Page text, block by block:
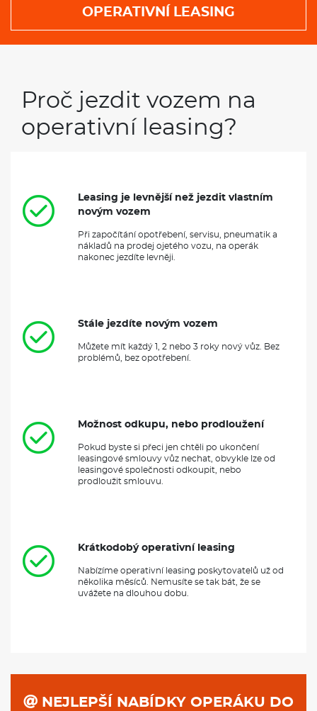
OPERATIVNÍ LEASING
Proč jezdit vozem na
operativní leasing?
Leasing je levnější než jezdit vlastním
novým vozem
Při započítání opotřebení, servisu, pneumatik a
nákladů na prodej ojetého vozu, na operák
nakonec jezdíte levněji.
Stále jezdíte novým vozem
Můžete mít každý 1, 2 nebo 3 roky nový vůz. Bez
problémů, bez opotřebení.
Možnost odkupu, nebo prodloužení
Pokud byste si přeci jen chtěli po ukončení
leasingové smlouvy vůz nechat, obvykle lze od
leasingové společnosti odkoupit, nebo
prodloužit smlouvu.
Krátkodobý operativní leasing
Nabízíme operativní leasing poskytovatelů už od
několika měsíců. Nemusíte se tak bát, že se
uvážete na dlouhou dobu.
NEJLEPŠÍ NABÍDKY OPERÁKU DO